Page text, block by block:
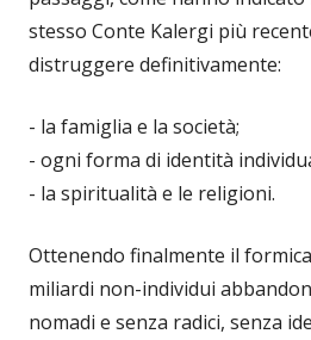
stesso Conte Kalergi più
distruggere definitivamente:
- la famiglia e la società;
- ogni forma di identità
- la spiritualità e le religioni.
Ottenendo finalmente il
miliardi non-individui
nomadi e senza radici, senza